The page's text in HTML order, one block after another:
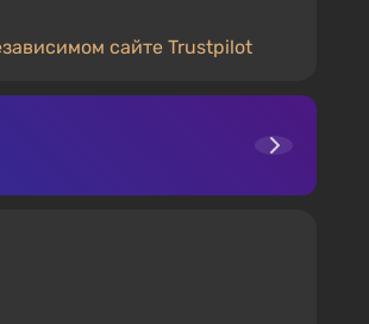
сайте Trustpilot